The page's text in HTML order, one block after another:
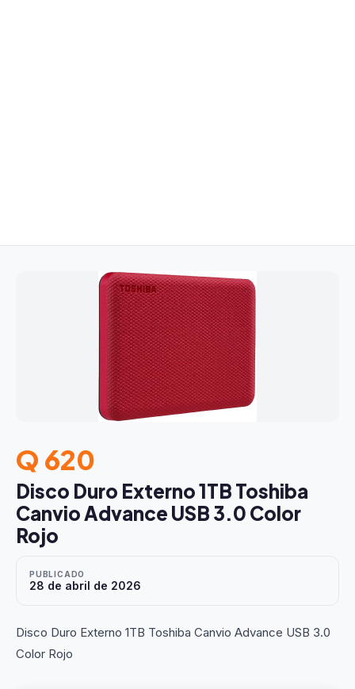
Q 620
Disco Duro Externo 1TB Toshiba
Canvio Advance USB 3.0 Color
Rojo
PUBLICADO
28 de abril de 2026
Disco Duro Externo 1TB Toshiba Canvio Advance USB 3.0
Color Rojo